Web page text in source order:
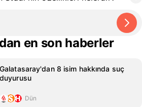
en son haberler
Galatasaray'dan 8 isim hakkında suç
duyurusu
Dün